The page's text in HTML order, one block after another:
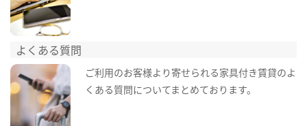
よくある質問
ご利用のお客様より寄せられる家具付き賃貸のよ
くある質問についてまとめております。